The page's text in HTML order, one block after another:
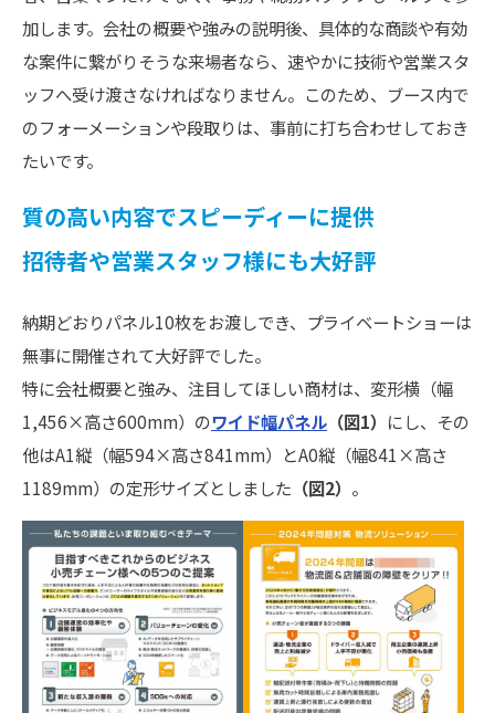
加します。会社の概要や強みの説明後、具体的な商談や有効
な案件に繋がりそうな来場者なら、速やかに技術や営業スタ
ッフへ受け渡さなければなりません。このため、ブース内で
のフォーメーションや段取りは、事前に打ち合わせしておき
たいです。
質の高い内容でスピーディーに提供
招待者や営業スタッフ様にも大好評
納期どおりパネル10枚をお渡しでき、プライベートショーは
無事に開催されて大好評でした。
特に会社概要と強み、注目してほしい商材は、変形横（幅
1,456×高さ600mm）のワイド幅パネル （図1） にし、その
他はA1縦（幅594×高さ841mm）とA0縦（幅841×高さ
1189mm）の定形サイズとしました （図2） 。